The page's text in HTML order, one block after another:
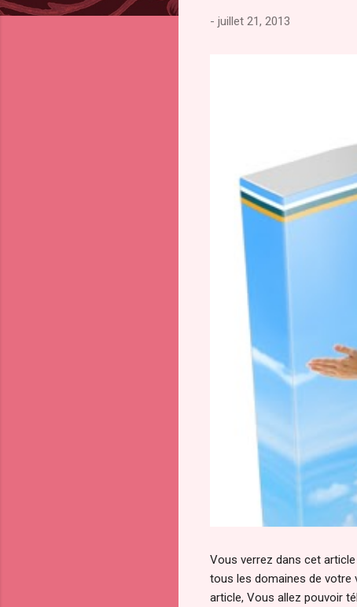
- juillet 21, 2013
Vous verrez dans cet
tous les domaines de votre
article, Vous allez pouvoir